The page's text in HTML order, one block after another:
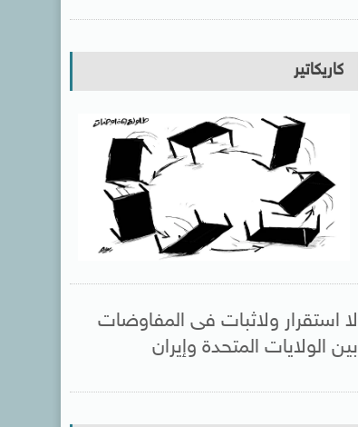
كاريكاتير
لا استقرار ولاثبات فى المفاوضات
بين الولايات المتحدة وإيران